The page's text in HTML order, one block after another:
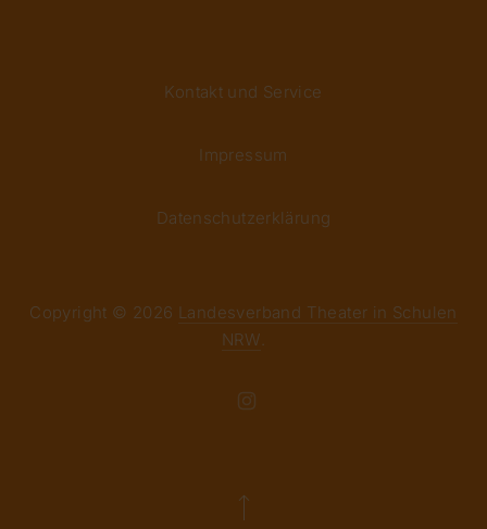
Copyright © 2026
Landesverband Theater in Schulen
NRW
Kontakt und Service
Impressum
Datenschutzerklärung
New Window
Back to Top